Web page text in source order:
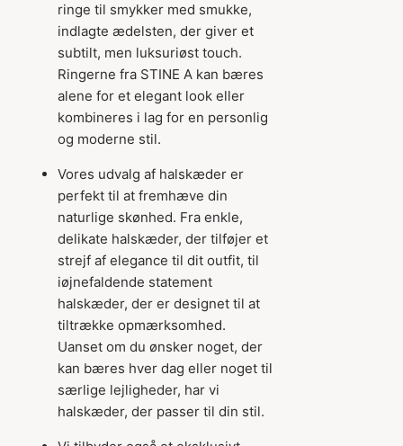
ringe til smykker med smukke,
indlagte ædelsten, der giver et
subtilt, men luksuriøst touch.
Ringerne fra STINE A kan bæres
alene for et elegant look eller
kombineres i lag for en personlig
og moderne stil.
Vores udvalg af halskæder er
perfekt til at fremhæve din
naturlige skønhed. Fra enkle,
delikate halskæder, der tilføjer et
strejf af elegance til dit outfit, til
iøjnefaldende statement
halskæder, der er designet til at
tiltrække opmærksomhed.
Uanset om du ønsker noget, der
kan bæres hver dag eller noget til
særlige lejligheder, har vi
halskæder, der passer til din stil.